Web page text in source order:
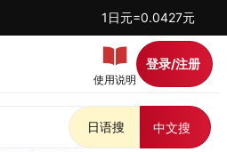
1日元=0.0427元
使用说明
登录/注册
日语搜 中文搜